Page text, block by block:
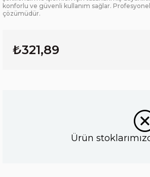
konforlu ve güvenli kullanım sağlar.
çözümüdür.
₺321,89
Ürün